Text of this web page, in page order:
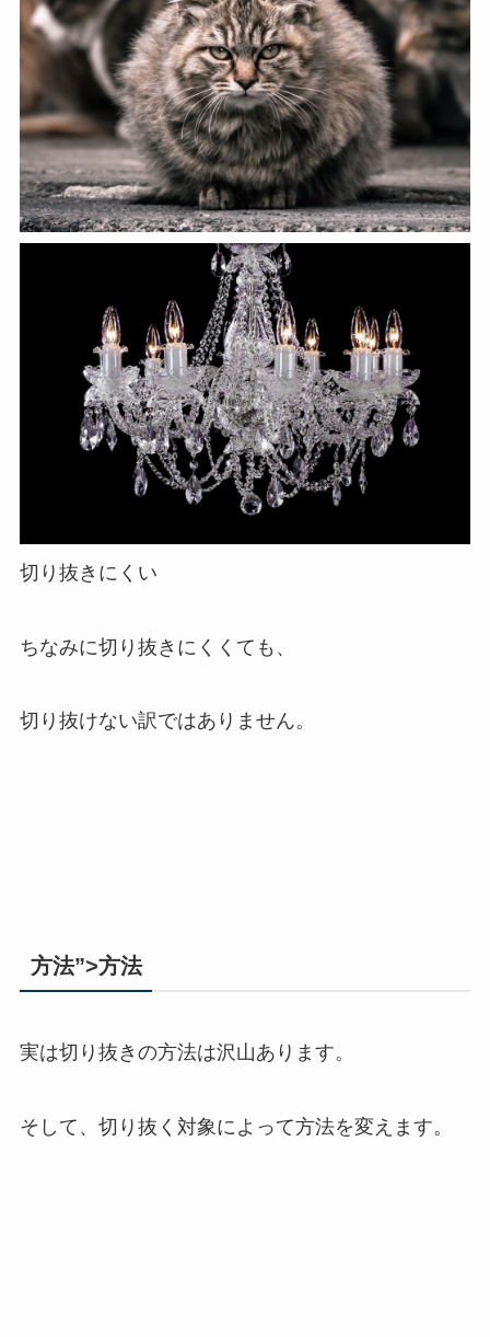
切り抜きにくい
ちなみに切り抜きにくくても、
切り抜けない訳ではありません。
方法”>方法
実は切り抜きの方法は沢山あります。
そして、切り抜く対象によって方法を変えます。